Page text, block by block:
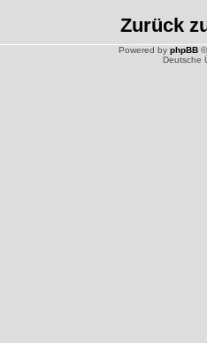
Zurück
Powered by phpBB
Deutsche